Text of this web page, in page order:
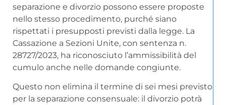
separazione e divorzio possono essere proposte
nello stesso procedimento, purché siano
rispettati i presupposti previsti dalla legge. La
Cassazione a Sezioni Unite, con sentenza n.
28727/2023, ha riconosciuto l’ammissibilità del
cumulo anche nelle domande congiunte.
Questo non elimina il termine di sei mesi previsto
per la separazione consensuale: il divorzio potrà